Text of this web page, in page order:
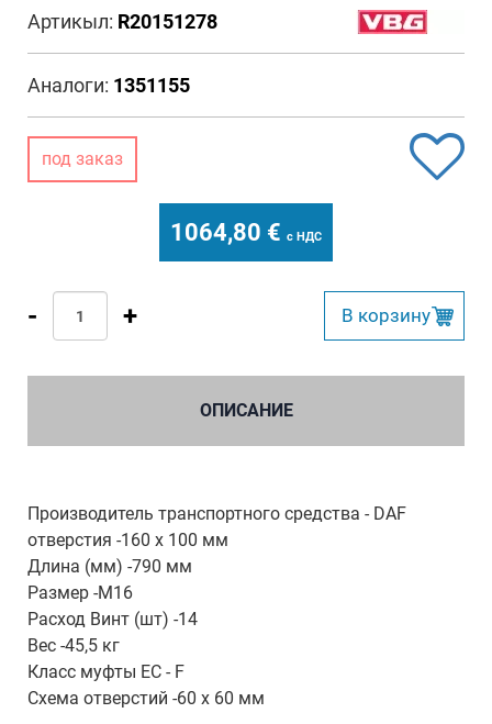
Артикыл: R20151278
Аналоги: 1351155
под заказ
1064,80 € с НДС
- + B корзину
ОПИСАНИЕ
Производитель транспортного средства - DAF
отверстия -160 x 100 мм
Длина (мм) -790 мм
Размер -M16
Расход Винт (шт) -14
Вес -45,5 кг
Класс муфты ЕС - F
Схема отверстий -60 x 60 мм